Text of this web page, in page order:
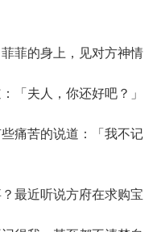
菲的身上，见对方神情
「夫人，你还好吧？」
痛苦的说道：「我不记
最近听说方府在求购宝